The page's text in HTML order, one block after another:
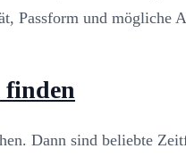
Passform und mögliche
finden
Dann sind beliebte